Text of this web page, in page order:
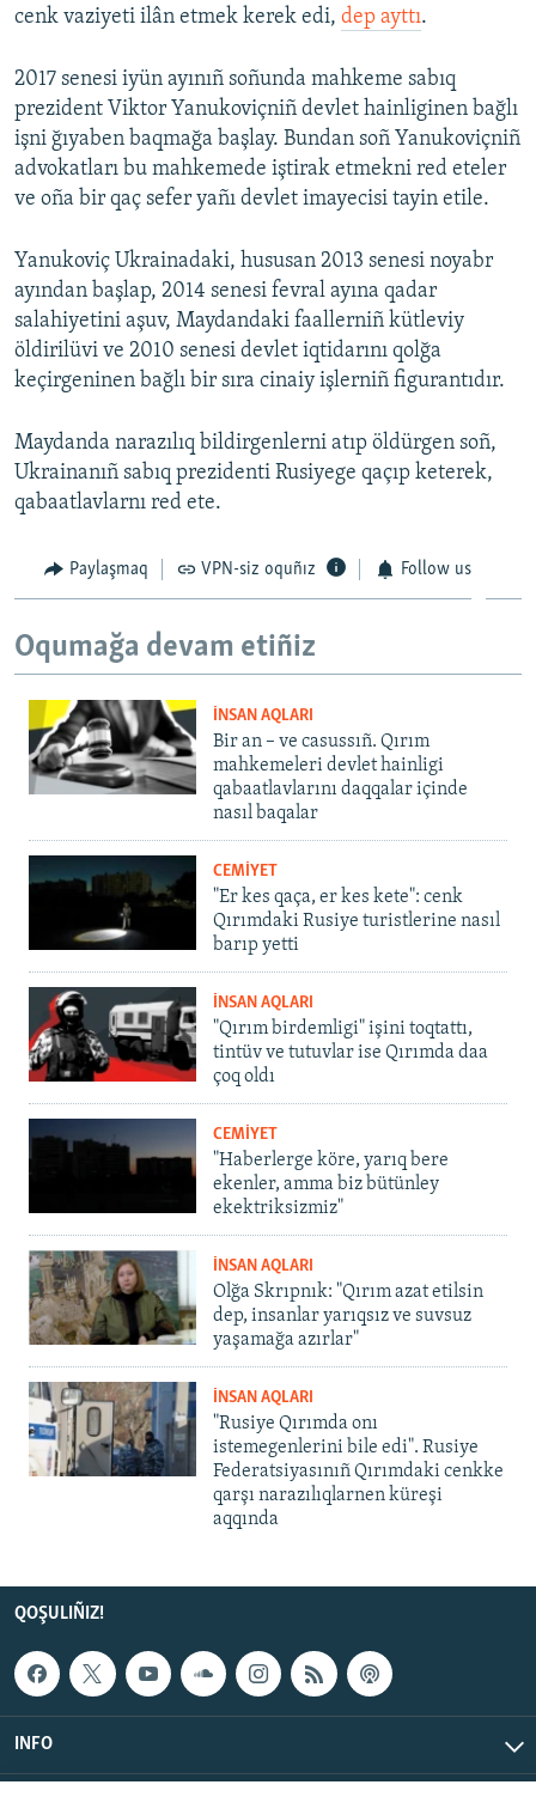
cenk vaziyeti ilân etmek kerek edi, dep ayttı.
2017 senesi iyün ayınıñ soñunda mahkeme sabıq
prezident Viktor Yanukoviçniñ devlet hainliginen bağlı
işni ğıyaben baqmağa başlay. Bundan soñ Yanukoviçniñ
advokatları bu mahkemede iştirak etmekni red eteler
ve oña bir qaç sefer yañı devlet imayecisi tayin etile.
Yanukoviç Ukrainadaki, hususan 2013 senesi noyabr
ayından başlap, 2014 senesi fevral ayına qadar
salahiyetini aşuv, Maydandaki faallerniñ kütleviy
öldirilüvi ve 2010 senesi devlet iqtidarını qolğa
keçirgeninen bağlı bir sıra cinaiy işlerniñ figurantıdır.
Maydanda narazılıq bildirgenlerni atıp öldürgen soñ,
Ukrainanıñ sabıq prezidenti Rusiyege qaçıp keterek,
qabaatlavlarnı red ete.
Paylaşmaq VPN-siz oquñız Follow us
Oqumağa devam etiñiz
İNSAN AQLARI
Bir an – ve casussıñ. Qırım
mahkemeleri devlet hainligi
qabaatlavlarını daqqalar içinde
nasıl baqalar
CEMİYET
"Er kes qaça, er kes kete": cenk
Qırımdaki Rusiye turistlerine nasıl
barıp yetti
İNSAN AQLARI
"Qırım birdemligi" işini toqtattı,
tintüv ve tutuvlar ise Qırımda daa
çoq oldı
CEMİYET
"Haberlerge köre, yarıq bere
ekenler, amma biz bütünley
ekektriksizmiz"
İNSAN AQLARI
Olğa Skrıpnık: "Qırım azat etilsin
dep, insanlar yarıqsız ve suvsuz
yaşamağa azırlar"
İNSAN AQLARI
"Rusiye Qırımda onı
istemegenlerini bile edi". Rusiye
Federatsiyasınıñ Qırımdaki cenkke
qarşı narazılıqlarnen küreşi
aqqında
QOŞULIÑIZ!
INFO